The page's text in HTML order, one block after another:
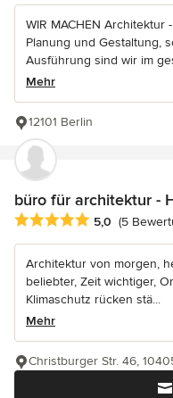
WIR MACHEN
Planung und Gestaltung,
Ausführung sind wir im
Mehr
12101 Berlin
büro für architektur -
Durchschnittliche
5,0 (5
Architektur von morgen,
beliebter, Zeit wichtiger,
Klimaschutz rücken stä...
Mehr
Christburger Str. 46,